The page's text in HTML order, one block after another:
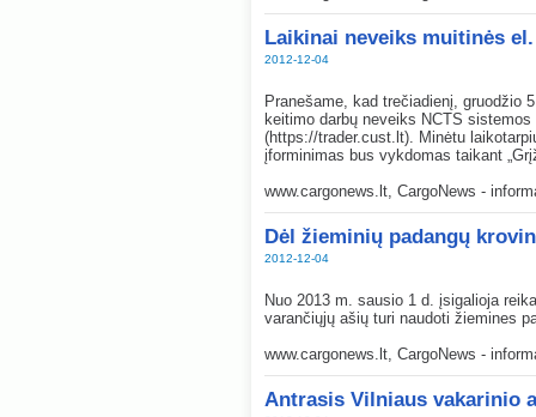
Laikinai neveiks muitinės
2012-12-04
Pranešame, kad trečiadienį, gruodžio
keitimo darbų neveiks NCTS
(https://trader.cust.lt). Minėtu
įforminimas bus vykdomas taikant
www.cargonews.lt, CargoNews -
Dėl žieminių padangų
2012-12-04
Nuo 2013 m. sausio 1 d. įsigalioja
varančiųjų ašių turi naudoti žiemines
www.cargonews.lt, CargoNews -
Antrasis Vilniaus vakarinio